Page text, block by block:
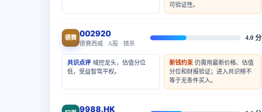
可验证性。
德赛 002920
德赛西威 · A股 · 错杀
4.0 分
共识点评 域控龙头，估值分位
低，受益智驾平权。
新钱约束 仍需用最新价格、估值
分位和财报验证；进入共识榜不
等于无条件买入。
9988.HK